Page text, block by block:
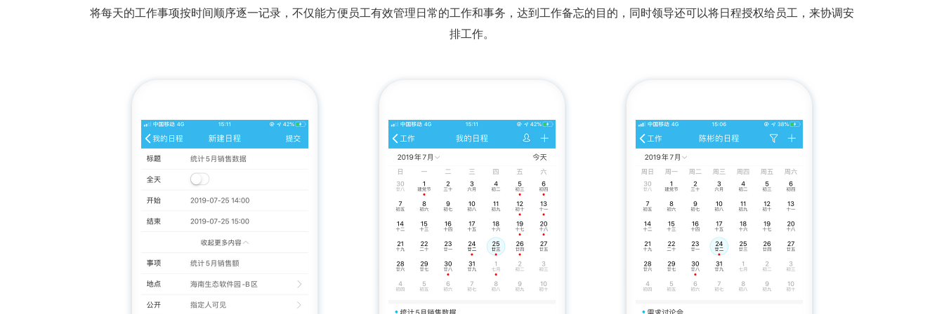
将每天的工作事项按时间顺序逐一记录，不仅能方便员工有效管理日常的工作和事务，达到工作备忘的目的，同时领导还可以将日程授权给员工，来协调安
排工作。